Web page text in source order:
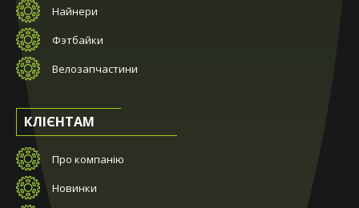
Найнери
Фэтбайки
Велозапчастини
КЛІЄНТАМ
Про компанію
Новинки